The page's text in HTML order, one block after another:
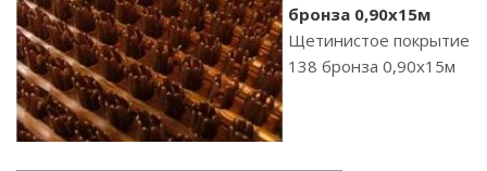
бронза 0,90х15м
Щетинистое покрытие
138 бронза 0,90х15м